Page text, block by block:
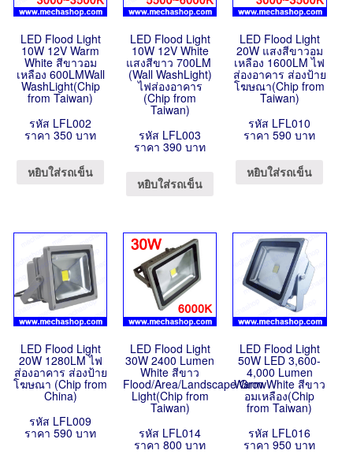
LED Flood Light
10W 12V Warm
White สีขาวอม
เหลือง 600LMWall
WashLight(Chip
from Taiwan)
รหัส LFL002
ราคา 350 บาท
หยิบใส่รถเข็น
LED Flood Light
10W 12V White
แสงสีขาว 700LM
(Wall WashLight)
ไฟส่องอาคาร
(Chip from
Taiwan)
รหัส LFL003
ราคา 390 บาท
หยิบใส่รถเข็น
LED Flood Light
20W แสงสีขาวอม
เหลือง 1600LM ไฟ
ส่องอาคาร ส่องป้าย
โฆษณา(Chip from
Taiwan)
รหัส LFL010
ราคา 590 บาท
หยิบใส่รถเข็น
LED Flood Light
20W 1280LM ไฟ
ส่องอาคาร ส่องป้าย
โฆษณา (Chip from
China)
รหัส LFL009
ราคา 590 บาท
LED Flood Light
30W 2400 Lumen
White สีขาว
Flood/Area/Landscape/Grow
Light(Chip from
Taiwan)
รหัส LFL014
ราคา 800 บาท
LED Flood Light
50W LED 3,600-
4,000 Lumen
Warm White สีขาว
อมเหลือง(Chip
from Taiwan)
รหัส LFL016
ราคา 950 บาท